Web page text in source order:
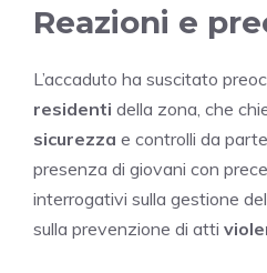
Reazioni e
L’accaduto ha suscitato
residenti della zona, che
sicurezza e controlli da
presenza di giovani con
interrogativi sulla gestione
sulla prevenzione di atti